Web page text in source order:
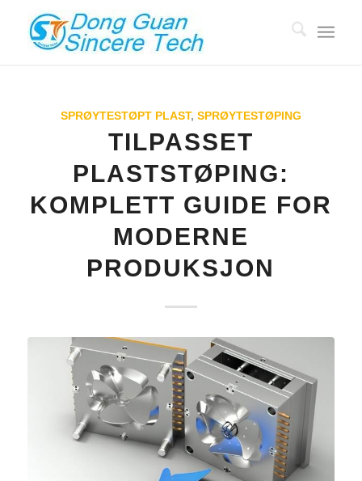
SPRØYTESTØPT PLAST, SPRØYTESTØPING
TILPASSET
PLASTSTØPING:
KOMPLETT GUIDE FOR
MODERNE
PRODUKSJON